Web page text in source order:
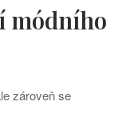
módního
zároveň se